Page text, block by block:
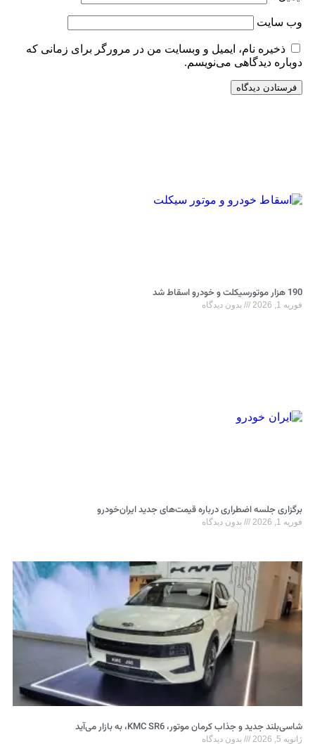
وب‌ سایت
ذخیره نام، ایمیل و وبسایت من در مرورگر برای زمانی که
دوباره دیدگاهی می‌نویسم.
190 هزار موتورسیکلت و خودرو اسقاط شد
فوریه 1, 2026 بدون دیدگاه
برگزاری جلسه اضطراری درباره قیمت‌های جدید ایران‌خودرو
فوریه 1, 2026 بدون دیدگاه
شاسی‌بلند جدید و جذاب کرمان موتور، KMC SR6، به بازار می‌آید
ژانویه 5, 2026 بدون دیدگاه